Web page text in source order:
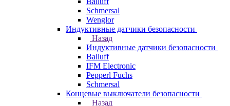
Schmersal
Wenglor
Индуктивные датчики безопасности
Назад
Индуктивные датчики безопасности
Balluff
IFM Electronic
Pepperl Fuchs
Schmersal
Концевые выключатели безопасности
Назад